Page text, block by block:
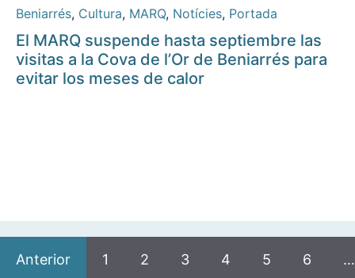
Beniarrés, Cultura, MARQ, Notícies, Portada
El MARQ suspende hasta septiembre las
visitas a la Cova de l’Or de Beniarrés para
evitar los meses de calor
Anterior 1 2 3 4 5 6 …